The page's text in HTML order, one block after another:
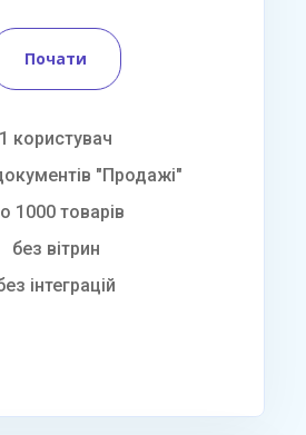
Почати
1 користувач
"Продажі"
1000 товарів
без вітрин
інтеграцій